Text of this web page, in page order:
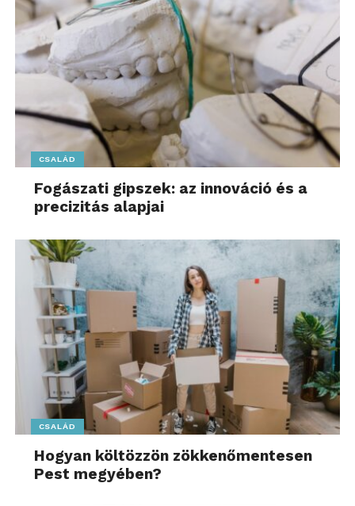
CSALÁD
Fogászati gipszek: az innováció és a
precizitás alapjai
CSALÁD
Hogyan költözzön zökkenőmentesen
Pest megyében?